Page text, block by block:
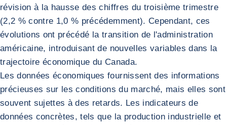
révision à la hausse des chiffres du troisième trimestre
(2,2 % contre 1,0 % précédemment). Cependant, ces
évolutions ont précédé la transition de l'administration
américaine, introduisant de nouvelles variables dans la
trajectoire économique du Canada.
Les données économiques fournissent des informations
précieuses sur les conditions du marché, mais elles sont
souvent sujettes à des retards. Les indicateurs de
données concrètes, tels que la production industrielle et